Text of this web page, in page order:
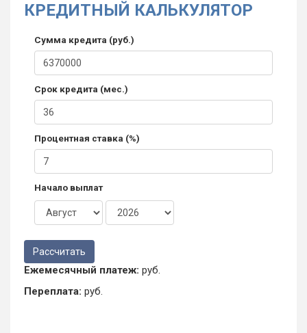
КРЕДИТНЫЙ КАЛЬКУЛЯТОР
Сумма кредита (руб.)
Срок кредита (мес.)
Процентная ставка (%)
Начало выплат
Ежемесячный платеж: руб.
Переплата: руб.